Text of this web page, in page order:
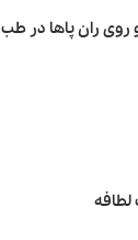
ران پاها در طب
لطافه